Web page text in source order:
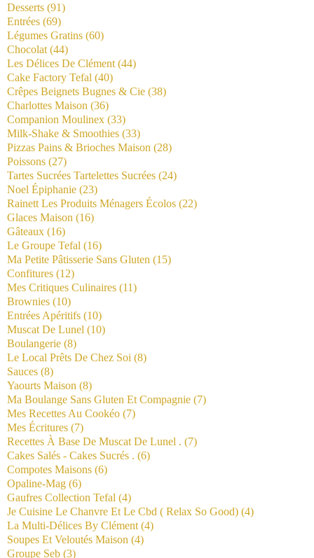
Desserts (91)
Entrées (69)
Légumes Gratins (60)
Chocolat (44)
Les Délices De Clément (44)
Cake Factory Tefal (40)
Crêpes Beignets Bugnes & Cie (38)
Charlottes Maison (36)
Companion Moulinex (33)
Milk-Shake & Smoothies (33)
Pizzas Pains & Brioches Maison (28)
Poissons (27)
Tartes Sucrées Tartelettes Sucrées (24)
Noel Épiphanie (23)
Rainett Les Produits Ménagers Écolos (22)
Glaces Maison (16)
Gâteaux (16)
Le Groupe Tefal (16)
Ma Petite Pâtisserie Sans Gluten (15)
Confitures (12)
Mes Critiques Culinaires (11)
Brownies (10)
Entrées Apéritifs (10)
Muscat De Lunel (10)
Boulangerie (8)
Le Local Prêts De Chez Soi (8)
Sauces (8)
Yaourts Maison (8)
Ma Boulange Sans Gluten Et Compagnie (7)
Mes Recettes Au Cookéo (7)
Mes Écritures (7)
Recettes À Base De Muscat De Lunel . (7)
Cakes Salés - Cakes Sucrés . (6)
Compotes Maisons (6)
Opaline-Mag (6)
Gaufres Collection Tefal (4)
Je Cuisine Le Chanvre Et Le Cbd ( Relax So Good) (4)
La Multi-Délices By Clément (4)
Soupes Et Veloutés Maison (4)
Groupe Seb (3)